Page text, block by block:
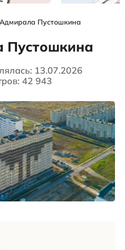
Пустошкина
Пустошкина
13.07.2026
42 943